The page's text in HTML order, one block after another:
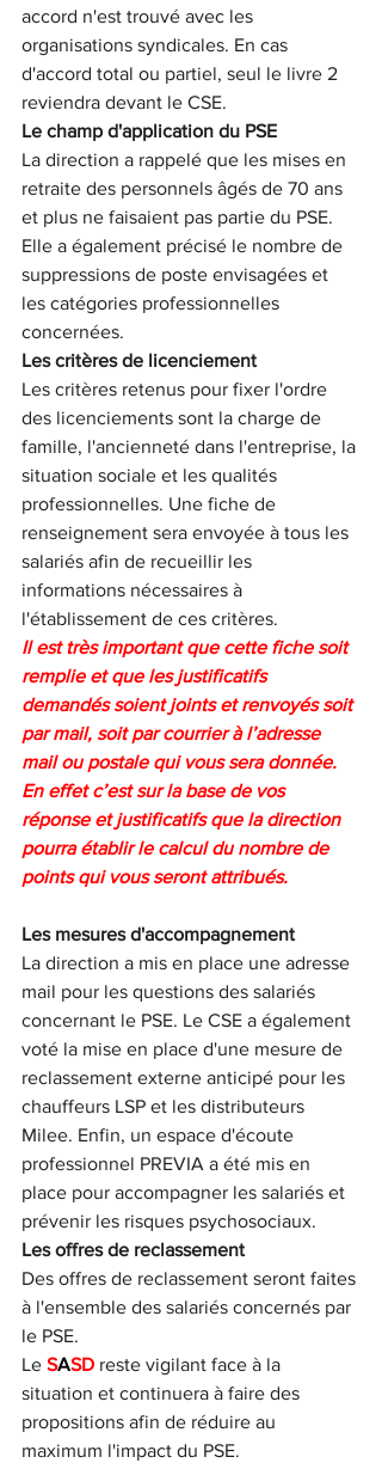
accord n'est trouvé avec les
organisations syndicales. En cas
d'accord total ou partiel, seul le livre 2
reviendra devant le CSE.
Le champ d'application du PSE
La direction a rappelé que les mises en
retraite des personnels âgés de 70 ans
et plus ne faisaient pas partie du PSE.
Elle a également précisé le nombre de
suppressions de poste envisagées et
les catégories professionnelles
concernées.
Les critères de licenciement
Les critères retenus pour fixer l'ordre
des licenciements sont la charge de
famille, l'ancienneté dans l'entreprise, la
situation sociale et les qualités
professionnelles. Une fiche de
renseignement sera envoyée à tous les
salariés afin de recueillir les
informations nécessaires à
l'établissement de ces critères.
Il est très important que cette fiche soit
remplie et que les justificatifs
demandés soient joints et renvoyés soit
par mail, soit par courrier à l’adresse
mail ou postale qui vous sera donnée.
En effet c’est sur la base de vos
réponse et justificatifs que la direction
pourra établir le calcul du nombre de
points qui vous seront attribués.
Les mesures d'accompagnement
La direction a mis en place une adresse
mail pour les questions des salariés
concernant le PSE. Le CSE a également
voté la mise en place d'une mesure de
reclassement externe anticipé pour les
chauffeurs LSP et les distributeurs
Milee. Enfin, un espace d'écoute
professionnel PREVIA a été mis en
place pour accompagner les salariés et
prévenir les risques psychosociaux.
Les offres de reclassement
Des offres de reclassement seront faites
à l'ensemble des salariés concernés par
le PSE.
Le SASD reste vigilant face à la
situation et continuera à faire des
propositions afin de réduire au
maximum l'impact du PSE.